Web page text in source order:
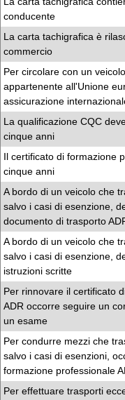
conducente
La carta tachigrafica è
commercio
Per circolare con un
appartenente all'Unione
assicurazione
La qualificazione CQC
cinque anni
Il certificato di formazione
cinque anni
A bordo di un veicolo che
salvo i casi di esenzione,
documento di trasporto
A bordo di un veicolo che
salvo i casi di esenzione,
istruzioni scritte
Per rinnovare il certificato
ADR occorre seguire un
un esame
Per condurre mezzi che
salvo i casi di esenzioni,
formazione professionale
Per effettuare trasporti